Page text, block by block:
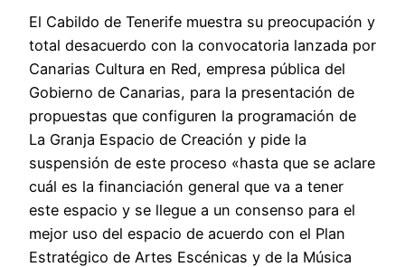
El Cabildo de Tenerife muestra su preocupación y
total desacuerdo con la convocatoria lanzada por
Canarias Cultura en Red, empresa pública del
Gobierno de Canarias, para la presentación de
propuestas que configuren la programación de
La Granja Espacio de Creación y pide la
suspensión de este proceso «hasta que se aclare
cuál es la financiación general que va a tener
este espacio y se llegue a un consenso para el
mejor uso del espacio de acuerdo con el Plan
Estratégico de Artes Escénicas y de la Música